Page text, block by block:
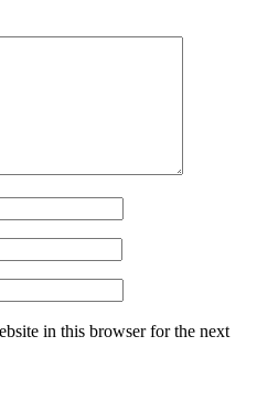
in this browser for the next